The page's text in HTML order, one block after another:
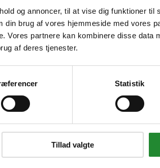
og annoncer, til at vise dig funktioner til
brug af vores hjemmeside med vores
Vores partnere kan kombinere disse data
af deres tjenester.
Statistik
Tillad valgte
til Force